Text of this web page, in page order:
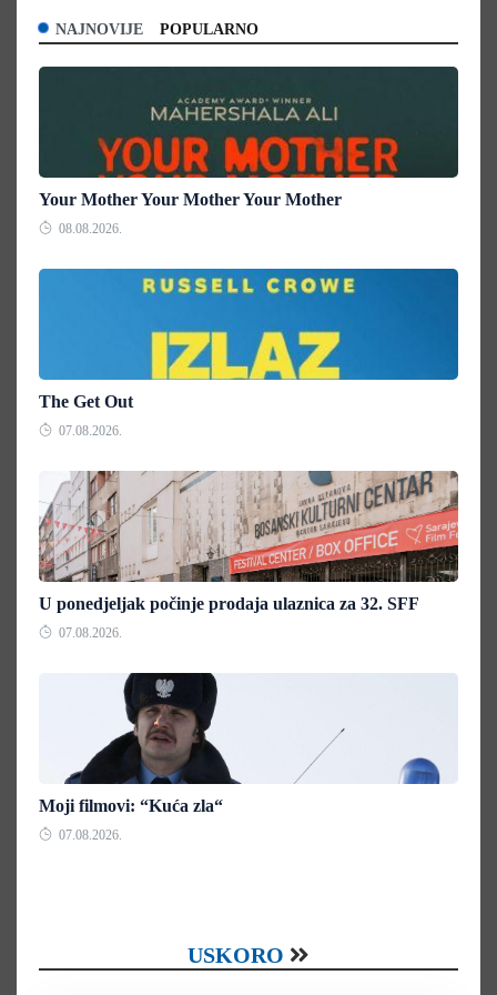
NAJNOVIJE POPULARNO
Your Mother Your Mother Your Mother
08.08.2026.
The Get Out
07.08.2026.
U ponedjeljak počinje prodaja ulaznica za 32. SFF
07.08.2026.
Moji filmovi: “Kuća zla“
07.08.2026.
USKORO